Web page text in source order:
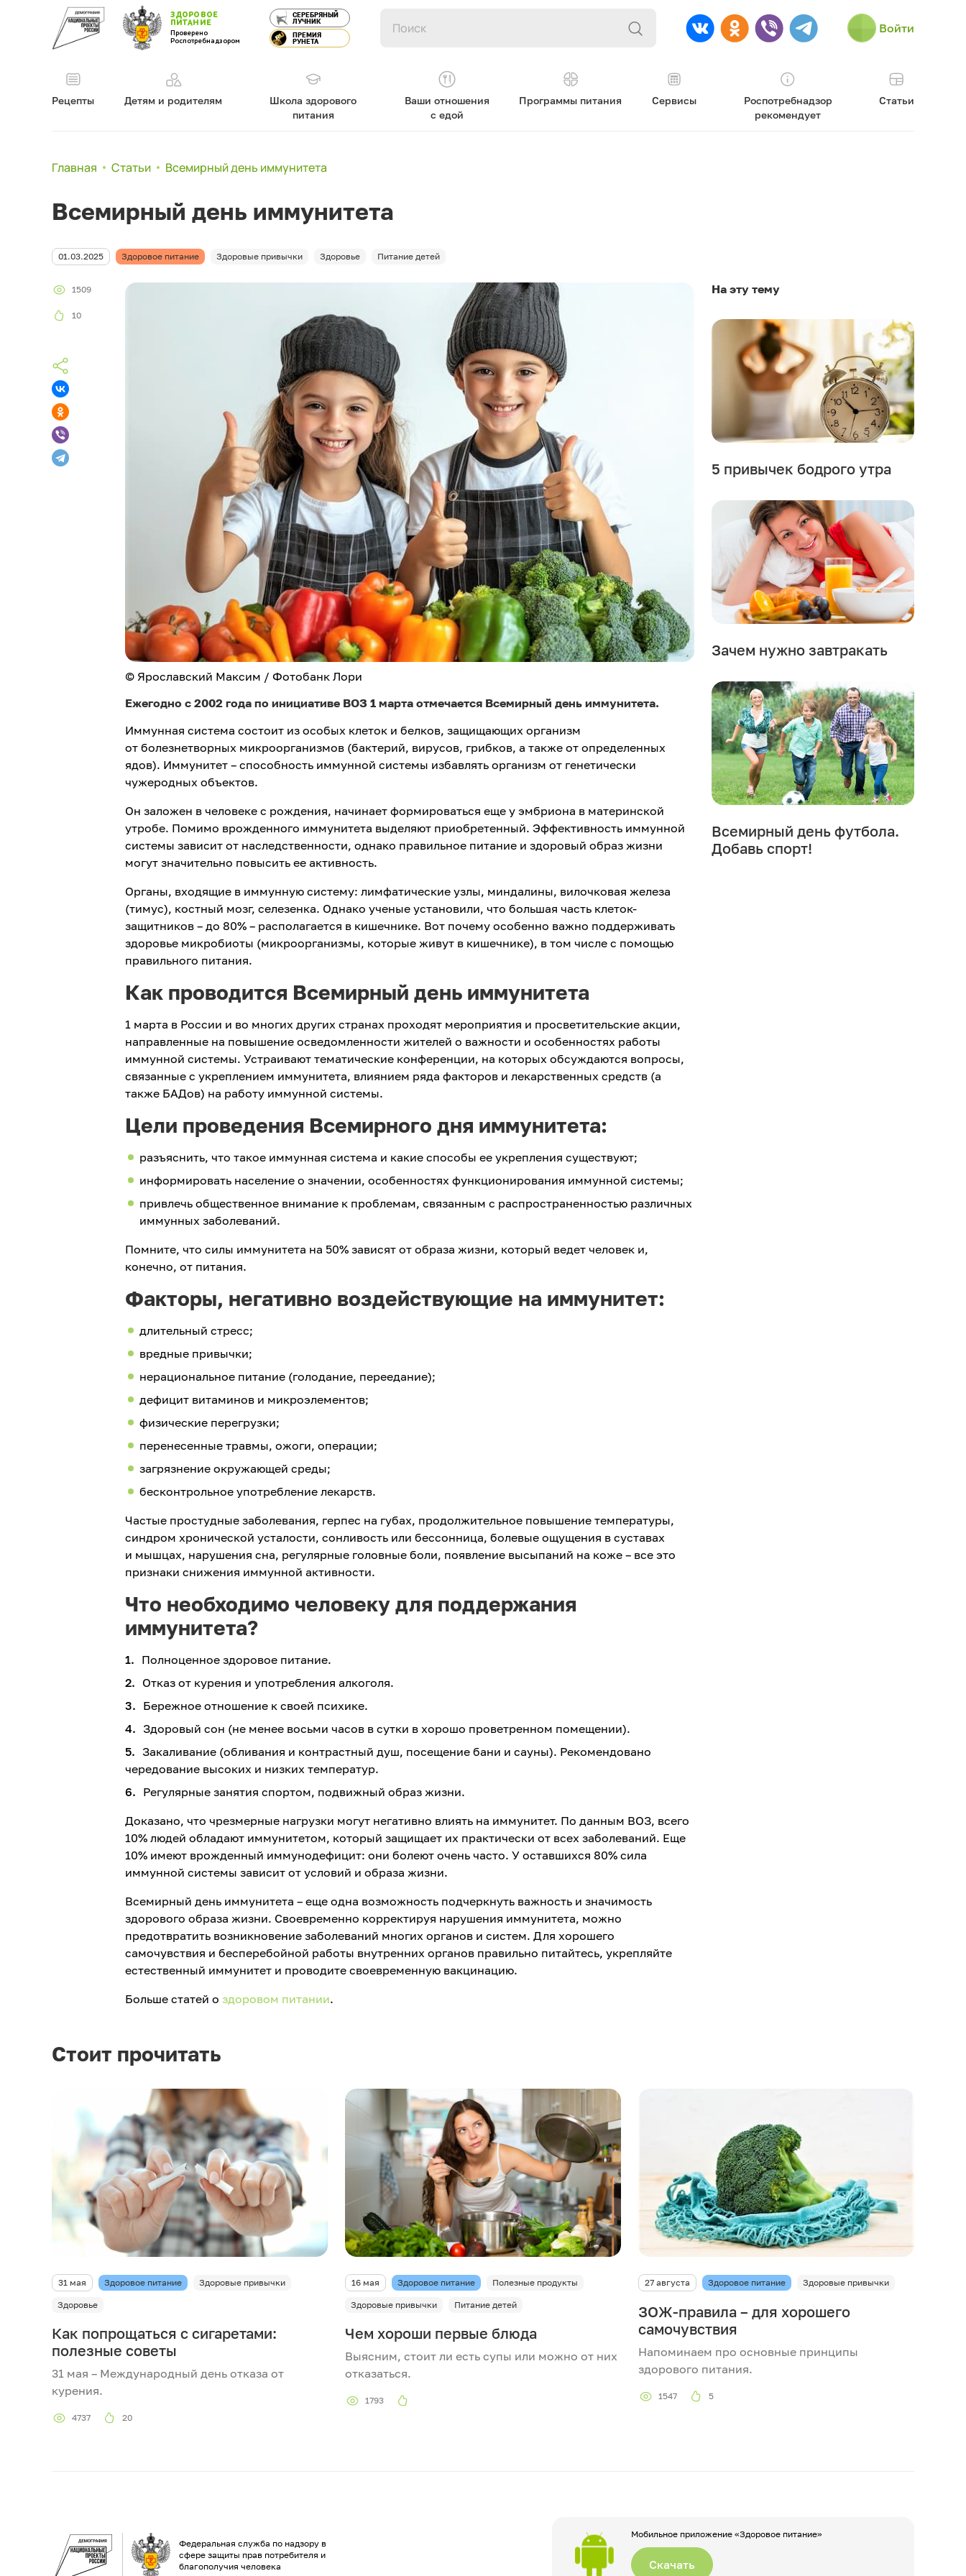
ЗДОРОВОЕ
ПИТАНИЕ
Проверено
Роспотребнадзором
СЕРЕБРЯНЫЙ
ЛУЧНИК
ПРЕМИЯ
РУНЕТА
Войти
Рецепты Детям и родителям
Школа здорового
питания
Ваши отношения
с едой
Программы питания Сервисы
Роспотребнадзор
рекомендует
Статьи
Главная Статьи Всемирный день иммунитета
Всемирный день иммунитета
01.03.2025 Здоровое питание Здоровые привычки Здоровье Питание детей
1509
10
© Ярославский Максим / Фотобанк Лори
Ежегодно с 2002 года по инициативе ВОЗ 1 марта отмечается Всемирный день иммунитета.
Иммунная система состоит из особых клеток и белков, защищающих организм
от болезнетворных микроорганизмов (бактерий, вирусов, грибков, а также от определенных
ядов). Иммунитет – способность иммунной системы избавлять организм от генетически
чужеродных объектов.
Он заложен в человеке с рождения, начинает формироваться еще у эмбриона в материнской
утробе. Помимо врожденного иммунитета выделяют приобретенный. Эффективность иммунной
системы зависит от наследственности, однако правильное питание и здоровый образ жизни
могут значительно повысить ее активность.
Органы, входящие в иммунную систему: лимфатические узлы, миндалины, вилочковая железа
(тимус), костный мозг, селезенка. Однако ученые установили, что большая часть клеток-
защитников – до 80% – располагается в кишечнике. Вот почему особенно важно поддерживать
здоровье микробиоты (микроорганизмы, которые живут в кишечнике), в том числе с помощью
правильного питания.
Как проводится Всемирный день иммунитета
1 марта в России и во многих других странах проходят мероприятия и просветительские акции,
направленные на повышение осведомленности жителей о важности и особенностях работы
иммунной системы. Устраивают тематические конференции, на которых обсуждаются вопросы,
связанные с укреплением иммунитета, влиянием ряда факторов и лекарственных средств (а
также БАДов) на работу иммунной системы.
Цели проведения Всемирного дня иммунитета:
разъяснить, что такое иммунная система и какие способы ее укрепления существуют;
информировать население о значении, особенностях функционирования иммунной системы;
привлечь общественное внимание к проблемам, связанным с распространенностью различных
иммунных заболеваний.
Помните, что силы иммунитета на 50% зависят от образа жизни, который ведет человек и,
конечно, от питания.
Факторы, негативно воздействующие на иммунитет:
длительный стресс;
вредные привычки;
нерациональное питание (голодание, переедание);
дефицит витаминов и микроэлементов;
физические перегрузки;
перенесенные травмы, ожоги, операции;
загрязнение окружающей среды;
бесконтрольное употребление лекарств.
Частые простудные заболевания, герпес на губах, продолжительное повышение температуры,
синдром хронической усталости, сонливость или бессонница, болевые ощущения в суставах
и мышцах, нарушения сна, регулярные головные боли, появление высыпаний на коже – все это
признаки снижения иммунной активности.
Что необходимо человеку для поддержания
иммунитета?
Полноценное здоровое питание.
Отказ от курения и употребления алкоголя.
Бережное отношение к своей психике.
Здоровый сон (не менее восьми часов в сутки в хорошо проветренном помещении).
Закаливание (обливания и контрастный душ, посещение бани и сауны). Рекомендовано
чередование высоких и низких температур.
Регулярные занятия спортом, подвижный образ жизни.
Доказано, что чрезмерные нагрузки могут негативно влиять на иммунитет. По данным ВОЗ, всего
10% людей обладают иммунитетом, который защищает их практически от всех заболеваний. Еще
10% имеют врожденный иммунодефицит: они болеют очень часто. У оставшихся 80% сила
иммунной системы зависит от условий и образа жизни.
Всемирный день иммунитета – еще одна возможность подчеркнуть важность и значимость
здорового образа жизни. Своевременно корректируя нарушения иммунитета, можно
предотвратить возникновение заболеваний многих органов и систем. Для хорошего
самочувствия и бесперебойной работы внутренних органов правильно питайтесь, укрепляйте
естественный иммунитет и проводите своевременную вакцинацию.
Больше статей о здоровом питании.
На эту тему
5 привычек бодрого утра
Зачем нужно завтракать
Всемирный день футбола.
Добавь спорт!
Стоит прочитать
31 мая Здоровое питание Здоровые привычки
Здоровье
Как попрощаться с сигаретами:
полезные советы
31 мая – Международный день отказа от
курения.
4737 20
16 мая Здоровое питание Полезные продукты
Здоровые привычки Питание детей
Чем хороши первые блюда
Выясним, стоит ли есть супы или можно от них
отказаться.
1793
27 августа Здоровое питание Здоровые привычки
ЗОЖ-правила – для хорошего
самочувствия
Напоминаем про основные принципы
здорового питания.
1547 5
Федеральная служба по надзору в
сфере защиты прав потребителя и
благополучия человека
Мобильное приложение «Здоровое питание»
Скачать